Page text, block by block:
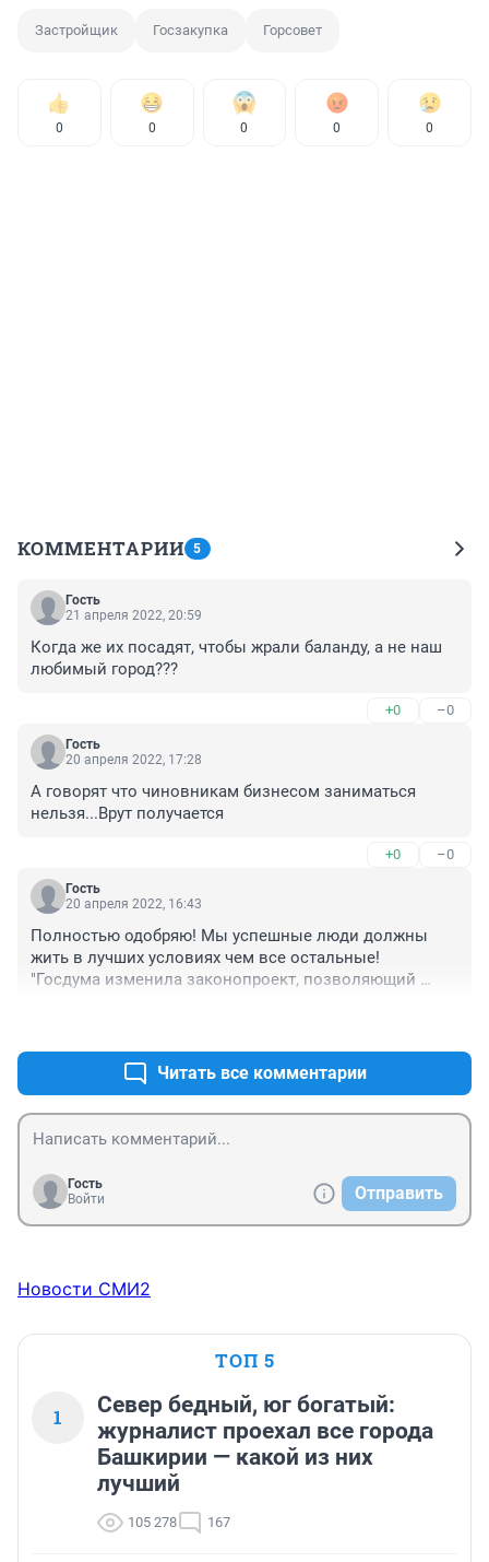
Застройщик Госзакупка Горсовет
0 0 0 0 0
КОММЕНТАРИИ 5
Гость
21 апреля 2022, 20:59
Когда же их посадят, чтобы жрали баланду, а не наш
любимый город???
+0 –0
Гость
20 апреля 2022, 17:28
А говорят что чиновникам бизнесом заниматься
нельзя...Врут получается
+0 –0
Гость
20 апреля 2022, 16:43
Полностью одобряю! Мы успешные люди должны
жить в лучших условиях чем все остальные!
"Госдума изменила законопроект, позволяющий
Читать все комментарии
Гость
Войти
Отправить
Новости СМИ2
ТОП 5
1
Север бедный, юг богатый:
журналист проехал все города
Башкирии — какой из них
лучший
105 278 167